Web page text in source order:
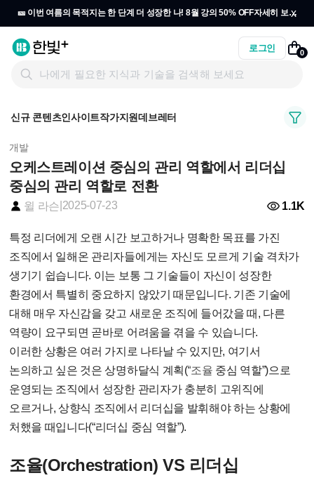
🎫 이번 여름의 목적지는 한 단계 더 성장한 나! 8월 강의 50% OFF자세히 보기
x
로그인 0
신규 콘텐츠인사이트작가지원데브레터
개발
오케스트레이션 중심의 관리 역할에서 리더십
중심의 관리 역할로 전환
윌 라슨 2025-07-23 1.1K
특정 리더에게 오랜 시간 보고하거나 명확한 목표를 가진
조직에서 일해온 관리자들에게는 자신도 모르게 기술 격차가
생기기 쉽습니다. 이는 보통 그 기술들이 자신이 성장한
환경에서 특별히 중요하지 않았기 때문입니다. 기존 기술에
대해 매우 자신감을 갖고 새로운 조직에 들어갔을 때, 다른
역량이 요구되면 곧바로 어려움을 겪을 수 있습니다.
이러한 상황은 여러 가지로 나타날 수 있지만, 여기서
논의하고 싶은 것은 상명하달식 계획(“조율 중심 역할”)으로
운영되는 조직에서 성장한 관리자가 충분히 고위직에
오르거나, 상향식 조직에서 리더십을 발휘해야 하는 상황에
처했을 때입니다(“리더십 중심 역할”).
조율(Orchestration) VS 리더십